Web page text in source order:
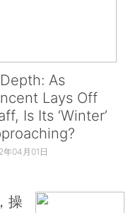
As
Lays Off
Is Its ‘Winter’
年04月01日
操